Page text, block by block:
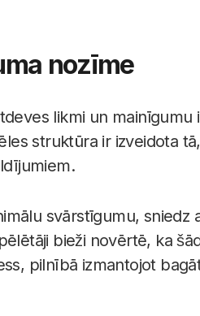
nozīme
likmi un mainīgumu
struktūra ir izveidota
svārstīgumu, sniedz
bieži novērtē, ka
pilnībā izmantojot